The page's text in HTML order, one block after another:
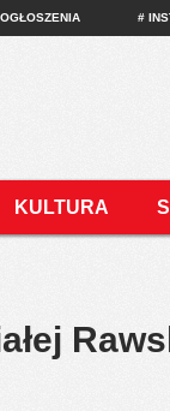
OGŁOSZENIA #
KULTURA